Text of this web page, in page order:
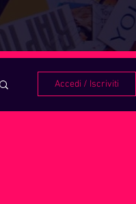
Accedi / Iscriviti